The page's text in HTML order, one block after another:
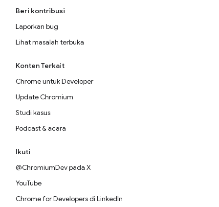
Beri kontribusi
Laporkan bug
Lihat masalah terbuka
Konten Terkait
Chrome untuk Developer
Update Chromium
Studi kasus
Podcast & acara
Ikuti
@ChromiumDev pada X
YouTube
Chrome for Developers di LinkedIn